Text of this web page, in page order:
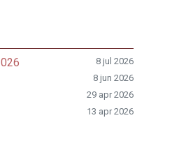
8 jul 2026
8 jun 2026
29 apr 2026
13 apr 2026